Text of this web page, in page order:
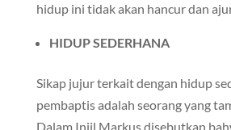
hidup ini tidak akan hancur dan
HIDUP SEDERHANA
Sikap jujur terkait dengan hidup
pembaptis adalah seorang yang
Dalam Injil Markus disebutkan